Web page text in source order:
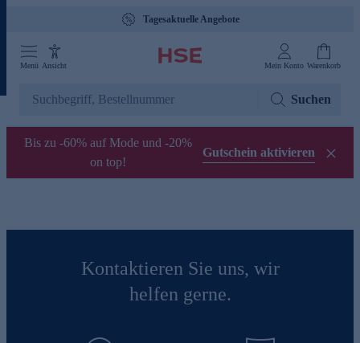
Tagesaktuelle Angebote
Menü Ansicht Mein Konto Warenkorb
Suchen
Bis zu -60% auf Mode und -20%
on top!
Gutschein aktivieren
Kontaktieren Sie uns, wir
helfen gerne.